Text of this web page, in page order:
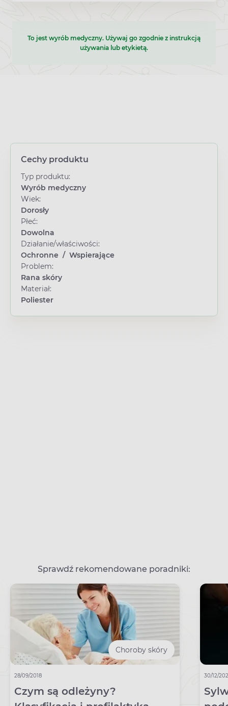
To jest wyrób medyczny. Używaj go zgodnie z instrukcją
używania lub etykietą.
Cechy produktu
Typ produktu:
Wyrób medyczny
Wiek:
Dorosły
Płeć:
Dowolna
Działanie/właściwości:
Ochronne / Wspierające
Problem:
Rana skóry
Materiał:
Poliester
Sprawdź rekomendowane poradniki:
Choroby skóry
28/09/2018
Czym są odleżyny?
30/12/